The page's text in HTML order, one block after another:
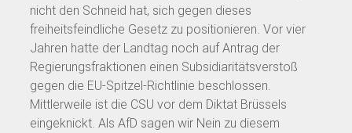
nicht den Schneid hat, sich gegen dieses
freiheitsfeindliche Gesetz zu positionieren. Vor vier
Jahren hatte der Landtag noch auf Antrag der
Regierungsfraktionen einen Subsidiaritätsverstoß
gegen die EU-Spitzel-Richtlinie beschlossen.
Mittlerweile ist die CSU vor dem Diktat Brüssels
eingeknickt. Als AfD sagen wir Nein zu diesem